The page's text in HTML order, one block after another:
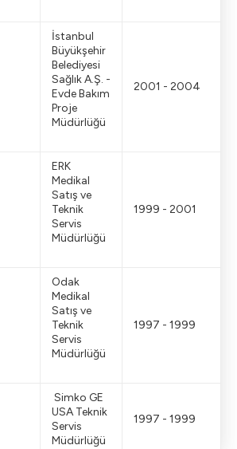
İstanbul
Büyükşehir
Belediyesi
Sağlık A.Ş. -
Evde Bakım
Proje
Müdürlüğü
2001 - 2004
ERK
Medikal
Satış ve
Teknik
Servis
Müdürlüğü
1999 - 2001
Odak
Medikal
Satış ve
Teknik
Servis
Müdürlüğü
1997 - 1999
Simko GE
USA Teknik
Servis
Müdürlüğü
1997 - 1999